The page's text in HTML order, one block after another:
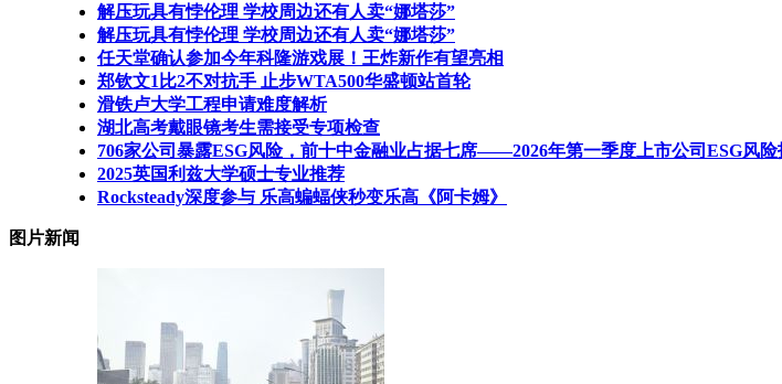
解压玩具有悖伦理 学校周边还有人卖“娜塔莎”
解压玩具有悖伦理 学校周边还有人卖“娜塔莎”
任天堂确认参加今年科隆游戏展！王炸新作有望亮相
郑钦文1比2不对抗手 止步WTA500华盛顿站首轮
滑铁卢大学工程申请难度解析
湖北高考戴眼镜考生需接受专项检查
706家公司暴露ESG风险，前十中金融业占据七席——2026年第一季度上市公司ESG风险
2025英国利兹大学硕士专业推荐
Rocksteady深度参与 乐高蝙蝠侠秒变乐高《阿卡姆》
图片新闻